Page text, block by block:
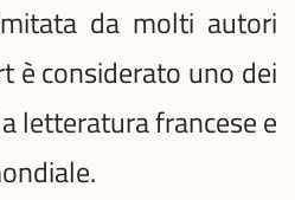
da molti autori
è considerato uno dei
letteratura francese e